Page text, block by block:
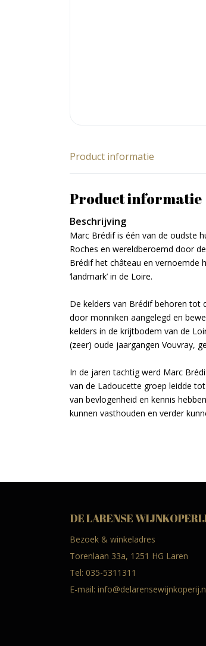
Product informatie
Product informatie
Beschrijving
Marc Brédif is één van de oudste
Roches en wereldberoemd door
Brédif het château en vernoemde
‘landmark’ in de Loire.
De kelders van Brédif behoren tot
door monniken aangelegd en
kelders in de krijtbodem van de
(zeer) oude jaargangen Vouvray,
In de jaren tachtig werd Marc
van de Ladoucette groep leidde
van bevlogenheid en kennis
kunnen vasthouden en verder
DE LARENSE
Bezoek & winkeladres
Torenlaan 33a, 1251 HG Laren
Tel: 035-5311311
E-mail: